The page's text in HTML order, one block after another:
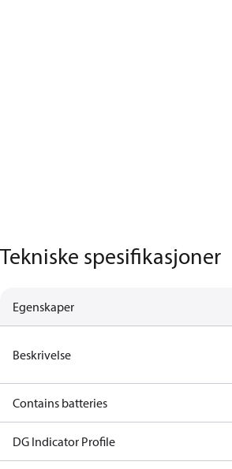
Tekniske spesifikasjoner
Egenskaper
Beskrivelse
Contains batteries
DG Indicator Profile